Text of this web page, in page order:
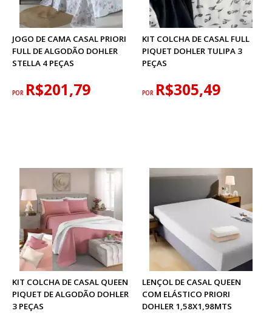
JOGO DE CAMA CASAL PRIORI
FULL DE ALGODÃO DOHLER
STELLA 4 PEÇAS
POR R$201,79
KIT COLCHA DE CASAL FULL
PIQUET DOHLER TULIPA 3
PEÇAS
POR R$305,49
KIT COLCHA DE CASAL QUEEN
PIQUET DE ALGODÃO DOHLER
3 PEÇAS
LENÇOL DE CASAL QUEEN
COM ELÁSTICO PRIORI
DOHLER 1,58X1,98MTS